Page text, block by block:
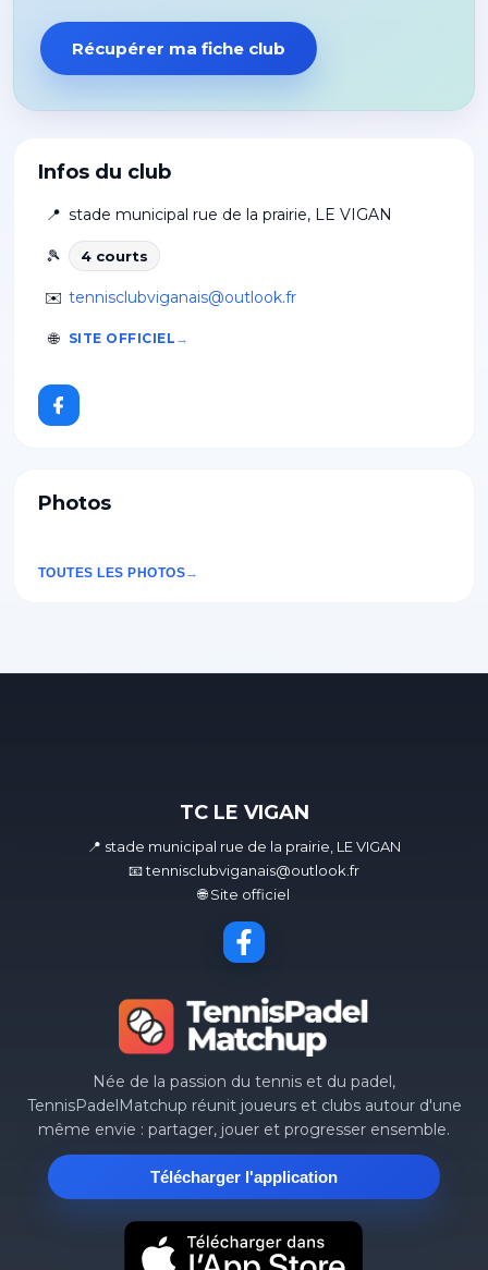
Infos du club
📍 stade municipal rue de la prairie, LE VIGAN
🎾 4 courts
✉️ tennisclubviganais@outlook.fr
🌐 SITE OFFICIEL
Photos
TOUTES LES PHOTOS
Récupérer ma fiche club
TC LE VIGAN
📍 stade municipal rue de la prairie, LE VIGAN
📧 tennisclubviganais@outlook.fr
🌐 Site officiel
Née de la passion du tennis et du padel,
TennisPadelMatchup réunit joueurs et clubs autour d'une
même envie : partager, jouer et progresser ensemble.
Télécharger l'application